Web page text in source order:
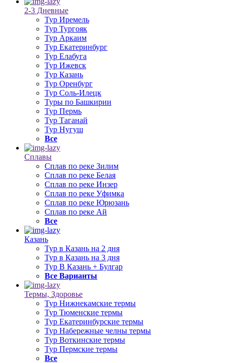
2-3 Дневные
Тур Иремель
Тур Тургояк
Тур Аркаим
Тур Екатеринбург
Тур Елабуга
Тур Ижевск
Тур Казань
Тур Оренбург
Тур Соль-Илецк
Туры по Башкирии
Тур Пермь
Тур Таганай
Тур Нугуш
Все
Сплавы
Сплав по реке Зилим
Сплав по реке Белая
Сплав по реке Инзер
Сплав по реке Уфимка
Сплав по реке Юрюзань
Сплав по реке Ай
Все
Казань
Тур в Казань на 2 дня
Тур в Казань на 3 дня
Тур В Казань + Булгар
Все Варианты
Термы, Здоровье
Тур Нижнекамские термы
Тур Тюменские термы
Тур Екатеринбурские термы
Тур Набережные челны термы
Тур Воткинские термы
Тур Пермские термы
Все